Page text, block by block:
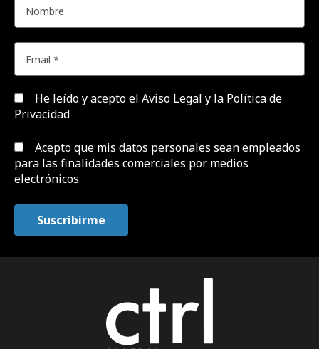
He leído y acepto el Aviso Legal y la Política de
Privacidad
Acepto que mis datos personales sean empleados
para las finalidades comerciales por medios
electrónicos